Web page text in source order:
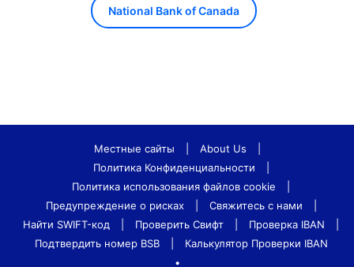
National Bank of Canada
Местные сайты About Us
Политика Конфиденциальности
Политика использования файлов cookie
Предупреждение о рисках
Свяжитесь с нами
Найти SWIFT-код
Проверить Свифт Проверка IBAN
Подтвердить номер BSB
Калькулятор Проверки IBAN
•